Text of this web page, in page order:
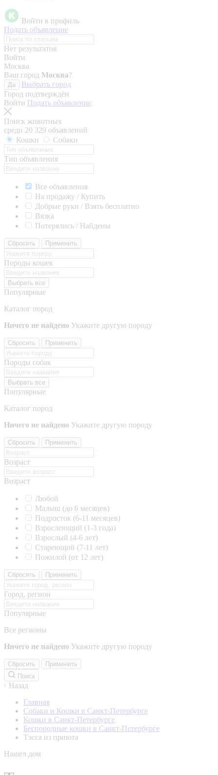
Войти в профиль
Подать объявление
Нет результатов
Войти
Москва
Ваш город Москва?
Да
Выбрать город
Город подтверждён
Войти Подать объявление
Поиск животных
среди 20 329 объявлений
Кошки
Собаки
Тип объявления
Все объявления
На продажу / Купить
Добрые руки / Взять бесплатно
Вязка
Потерялись / Найдены
Сбросить Применить
Породы кошек
Выбрать все
Популярные
Каталог пород
Ничего не найдено Укажите другую породу
Сбросить Применить
Породы собак
Выбрать все
Популярные
Каталог пород
Ничего не найдено Укажите другую породу
Сбросить Применить
Возраст
Возраст
Любой
Малыш (до 6 месяцев)
Подросток (6-11 месяцев)
Взрослеющий (1-3 года)
Взрослый (4-6 лет)
Стареющий (7-11 лет)
Пожилой (от 12 лет)
Сбросить Применить
Город, регион
Популярные
Все регионы
Ничего не найдено Укажите другую породу
Сбросить
Применить
Поиск
Назад
Главная
Собаки и Кошки в Санкт-Петербурге
Кошки в Санкт-Петербурге
Беспородные кошки в Санкт-Петербурге
Тэсса из приюта
Нашел дом